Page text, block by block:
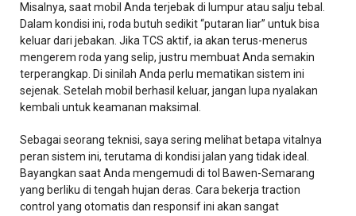
Misalnya, saat mobil Anda terjebak di lumpur atau salju tebal.
Dalam kondisi ini, roda butuh sedikit “putaran liar” untuk bisa
keluar dari jebakan. Jika TCS aktif, ia akan terus-menerus
mengerem roda yang selip, justru membuat Anda semakin
terperangkap. Di sinilah Anda perlu mematikan sistem ini
sejenak. Setelah mobil berhasil keluar, jangan lupa nyalakan
kembali untuk keamanan maksimal.
Sebagai seorang teknisi, saya sering melihat betapa vitalnya
peran sistem ini, terutama di kondisi jalan yang tidak ideal.
Bayangkan saat Anda mengemudi di tol Bawen-Semarang
yang berliku di tengah hujan deras. Cara bekerja traction
control yang otomatis dan responsif ini akan sangat